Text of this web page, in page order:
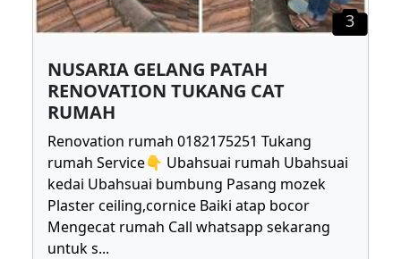
3
NUSARIA GELANG PATAH
RENOVATION TUKANG CAT
RUMAH
Renovation rumah 0182175251 Tukang
rumah Service👇 Ubahsuai rumah Ubahsuai
kedai Ubahsuai bumbung Pasang mozek
Plaster ceiling,cornice Baiki atap bocor
Mengecat rumah Call whatsapp sekarang
untuk s...